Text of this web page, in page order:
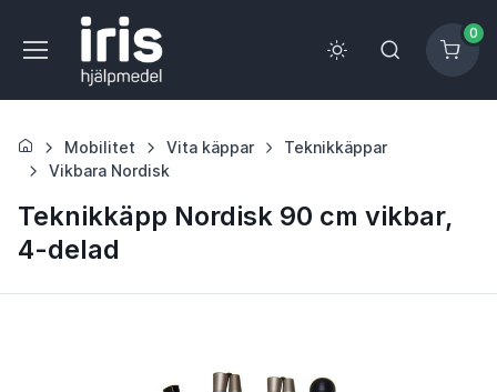
0
Mobilitet Vita käppar
Teknikkäppar
Vikbara Nordisk
Teknikkäpp Nordisk 90 cm vikbar,
4-delad